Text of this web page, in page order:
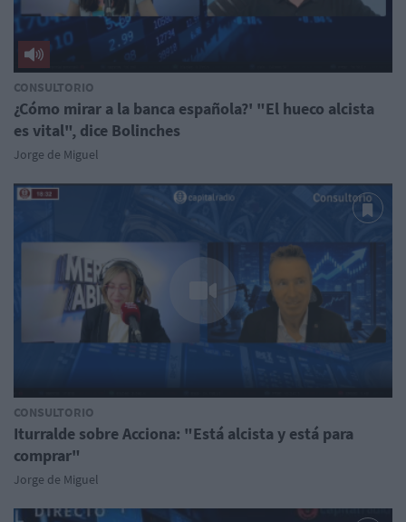
CONSULTORIO
¿Cómo mirar a la banca española?' "El hueco alcista
es vital", dice Bolinches
Jorge de Miguel
CONSULTORIO
Iturralde sobre Acciona: "Está alcista y está para
comprar"
Jorge de Miguel